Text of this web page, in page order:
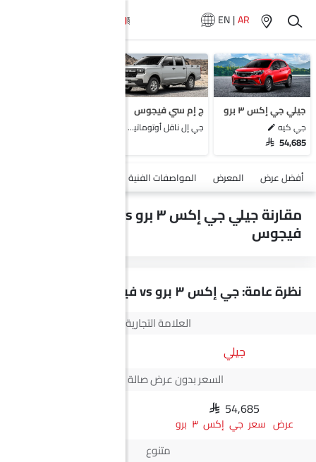
EN|AR
جيلي جي إكس ٣ برو
جي كيه
SAR 54,685
ج إم سي فيجوس
جي إل ناقل أوتوماتيكي دفع ثنائي يورو 4
أفضل عرض المعرض المواصفات الفنية
فيجوس
نظرة عامة: جي إكس ٣ برو vs فيجوس
العلامة التجارية
جيلي
السعر بدون عرض صالة العرض*
SAR 54,685
سعر جي إكس ٣ برو
متنوع